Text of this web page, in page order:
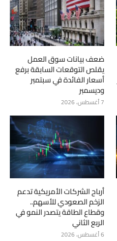
ضعف بيانات سوق العمل
يقلص التوقعات السابقة برفع
أسعار الفائدة في سبتمبر
وديسمبر
7 أغسطس، 2026
أرباح الشركات الأمريكية تدعم
الزخم الصعودي للأسهم..
وقطاع الطاقة يتصدر النمو في
الربع الثاني
6 أغسطس، 2026